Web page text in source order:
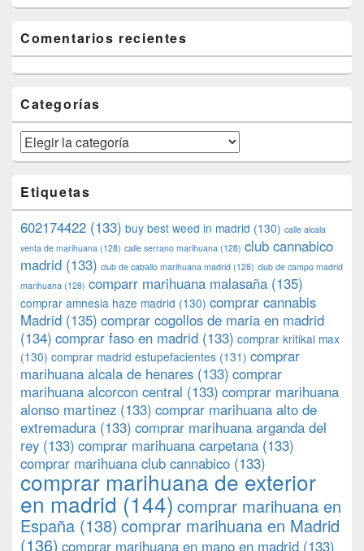
Comentarios recientes
Categorías
Categorías
Etiquetas
602174422 (133) buy best weed in madrid (130) calle alcala
venta de marihuana (128) calle serrano marihuana (128) club cannabico
madrid (133) club de caballo marihuana madrid (128) club de campo madrid
marihuana (128) comparr marihuana malasaña (135)
comprar amnesia haze madrid (130) comprar cannabis
Madrid (135) comprar cogollos de maria en madrid
(134) comprar faso en madrid (133) comprar kritikal max
(130) comprar madrid estupefacientes (131) comprar
marihuana alcala de henares (133) comprar
marihuana alcorcon central (133) comprar marihuana
alonso martinez (133) comprar marihuana alto de
extremadura (133) comprar marihuana arganda del
rey (133) comprar marihuana carpetana (133)
comprar marihuana club cannabico (133)
comprar marihuana de exterior
en madrid (144) comprar marihuana en
España (138) comprar marihuana en Madrid
(136) comprar marihuana en mano en madrid (133)